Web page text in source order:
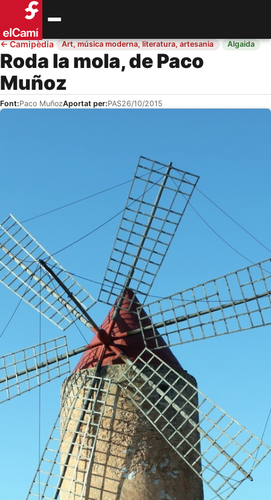
←Camipèdia· Art, música moderna, literatura, artesania · Algaida
Roda la mola, de Paco
Muñoz
Font:Paco MuñozAportat per:PAS26/10/2015